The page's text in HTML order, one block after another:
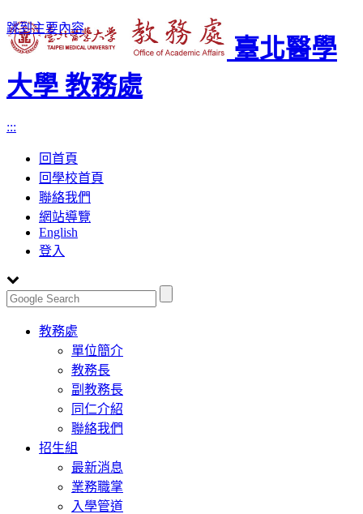
跳到主要內容
臺北醫學
大學 教務處
:::
回首頁
回學校首頁
聯絡我們
網站導覽
English
登入
Toggle
navigation
教務處
單位簡介
教務長
副教務長
同仁介紹
聯絡我們
招生組
最新消息
業務職掌
入學管道